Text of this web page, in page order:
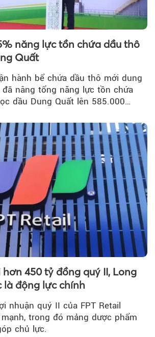
năng lực tồn chứa dầu thô
Quất
hành bể chứa dầu thô mới dung
nâng tổng năng lực tồn chứa
dầu Dung Quất lên 585.000
hơn 450 tỷ đồng quý II, Long
là động lực chính
nhuận quý II của FPT Retail
trong đó mảng dược phẩm
chủ lực.